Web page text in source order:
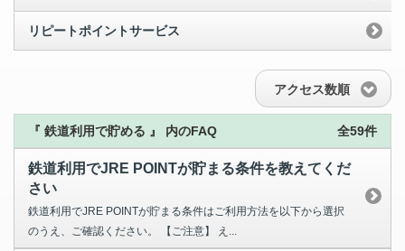
リピートポイントサービス
アクセス数順
『 鉄道利用で貯める 』 内のFAQ 全59件
鉄道利用でJRE POINTが貯まる条件を教えてくだ
さい
鉄道利用でJRE POINTが貯まる条件はご利用方法を以下から選択
のうえ、ご確認ください。 【ご注意】 え...